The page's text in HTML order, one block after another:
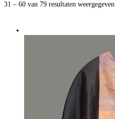
31 – 60 van 79 resultaten weergegeven